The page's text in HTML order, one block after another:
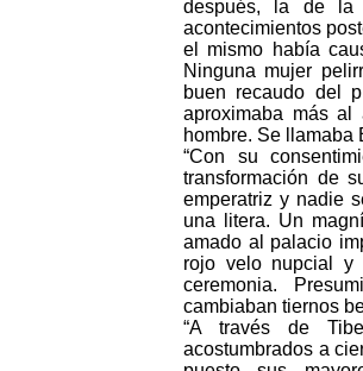
después, la de la
acontecimientos
el mismo había
Ninguna mujer
buen recaudo del
aproximaba más al
hombre. Se llamaba
“Con su
transformación de
emperatriz y nadie
una litera. Un
amado al palacio
rojo velo nupcial y
ceremonia.
cambiaban tiernos
“A través de
acostumbrados a